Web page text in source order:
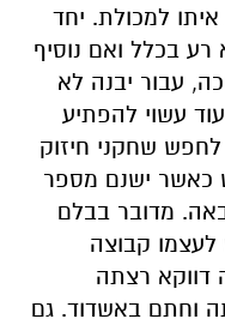
למכולת. יחד
בכלל ואם נוסיף
עבור יבנה לא
עשוי להפתיע
שחקני חיזוק
כאשר ישנם מספר
מדובר בבלם
יחפש לעצמו קבוצה
דווקא רצתה
וחתם באשדוד. גם